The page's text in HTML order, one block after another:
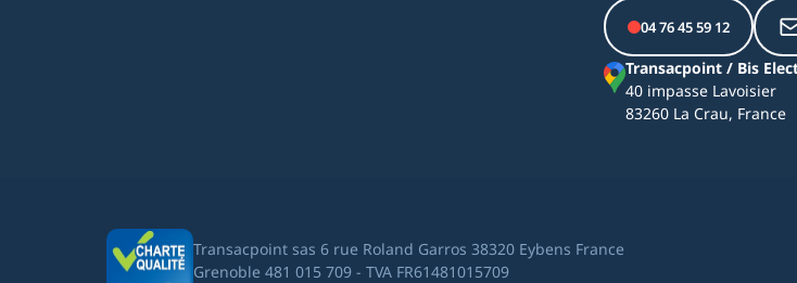
04 76 45 59 12
Transacpoint / Bis
40 impasse Lavoisier
83260 La Crau, France
Transacpoint sas 6 rue Roland Garros 38320 Eybens France
Grenoble 481 015 709 - TVA FR61481015709